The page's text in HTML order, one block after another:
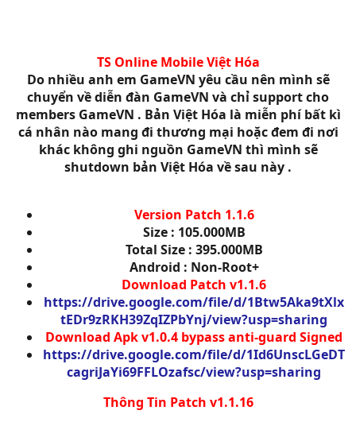
TS Online Mobile Việt Hóa
Do nhiều anh em GameVN yêu cầu nên mình sẽ
chuyển về diễn đàn GameVN và chỉ support cho
members GameVN . Bản Việt Hóa là miễn phí bất kì
cá nhân nào mang đi thương mại hoặc đem đi nơi
khác không ghi nguồn GameVN thì mình sẽ
shutdown bản Việt Hóa về sau này .
Version Patch 1.1.6
Size : 105.000MB
Total Size : 395.000MB
Android : Non-Root+
Download Patch v1.1.6
https://drive.google.com/file/d/1Btw5Aka9tXlx
tEDr9zRKH39ZqIZPbYnj/view?usp=sharing
Download Apk v1.0.4 bypass anti-guard Signed
https://drive.google.com/file/d/1Id6UnscLGeDT
cagriJaYi69FFLOzafsc/view?usp=sharing
Thông Tin Patch v1.1.16